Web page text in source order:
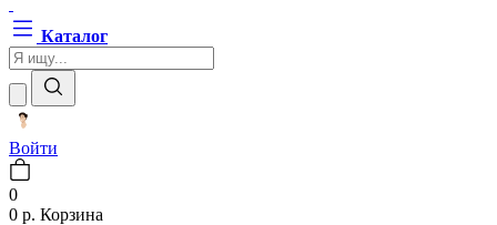
Каталог
Войти
0
0 р. Корзина